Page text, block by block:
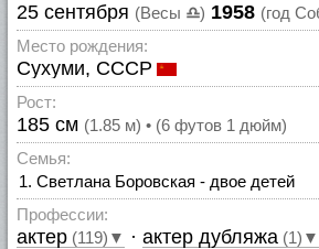
25 сентября (Весы ♎) 1958 (год
Место рождения:
Сухуми, СССР
Рост:
185 см (1.85 м) • (6 футов 1 дюйм)
Семья:
Светлана Боровская - двое детей
Профессии:
актер (119)▼ · актер дубляжа (1)▼